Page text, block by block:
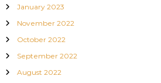
January 2023
November 2022
October 2022
September 2022
August 2022